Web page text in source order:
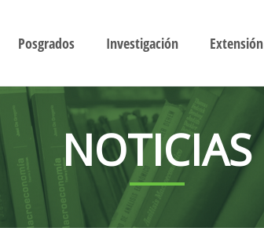
Posgrados Investigación Extensión
NOTICIAS